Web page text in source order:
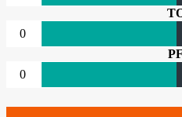
0
PF
0